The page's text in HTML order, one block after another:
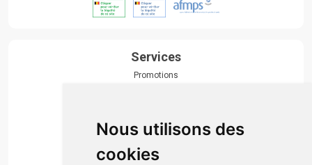
Nous utilisons des
cookies
Services
Promotions
Actualités & conseils
Événements
Marques